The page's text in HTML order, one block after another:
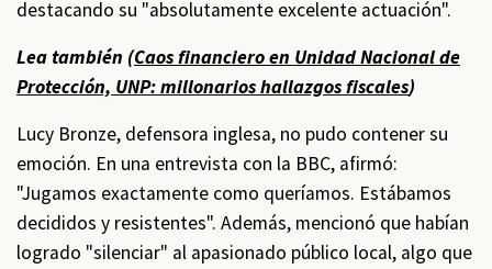
destacando su "absolutamente excelente actuación".
Lea también (Caos financiero en Unidad Nacional de
Protección, UNP: millonarios hallazgos fiscales)
Lucy Bronze, defensora inglesa, no pudo contener su
emoción. En una entrevista con la BBC, afirmó:
"Jugamos exactamente como queríamos. Estábamos
decididos y resistentes". Además, mencionó que habían
logrado "silenciar" al apasionado público local, algo que